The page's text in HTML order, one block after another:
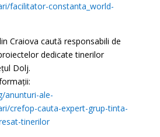
facilitator-constanta_world-
Craiova caută responsabili de
dedicate tinerilor
Dolj.
anunturi-ale-
crefop-cauta-expert-grup-tinta-
tinerilor